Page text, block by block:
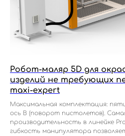
Робот-маляр 5D для
изделий не требующих
maxi-expert
Максимальная комплектация:
ось В (поворот пистолетов).
производительность в линейке
гибкость манипулятора